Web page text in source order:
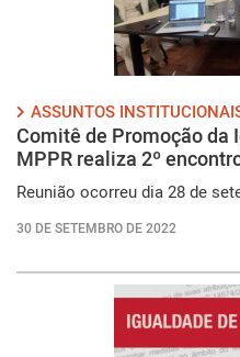
ASSUNTOS
Comitê de Promoção da
MPPR realiza 2º
Reunião ocorreu dia 28 de
30 DE SETEMBRO DE 2022